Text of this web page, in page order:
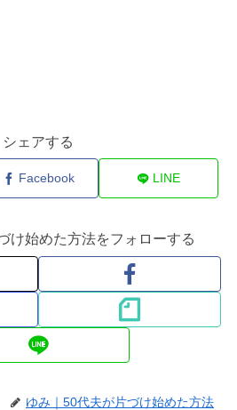
シェアする
Facebook LINE
け始めた方法をフォローする
ゆみ｜50代夫が片づけ始めた方法